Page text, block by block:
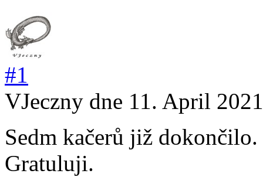
#1
VJeczny dne 11. April
Sedm kačerů již
Gratuluji.